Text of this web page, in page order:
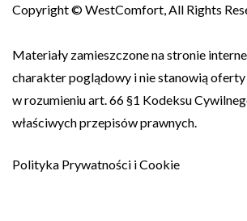
Copyright © WestComfort, All Rights
Materiały zamieszczone na stronie
charakter poglądowy i nie stanowią
w rozumieniu art. 66 §1 Kodeksu
właściwych przepisów prawnych.
Polityka Prywatności i Cookie